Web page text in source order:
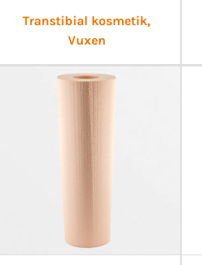
Transtibial kosmetik,
Vuxen